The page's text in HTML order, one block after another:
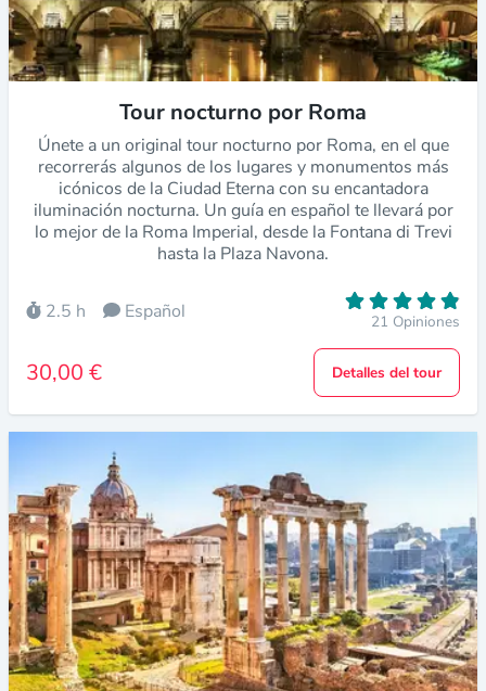
Tour nocturno por Roma
Únete a un original tour nocturno por Roma, en el que
recorrerás algunos de los lugares y monumentos más
icónicos de la Ciudad Eterna con su encantadora
iluminación nocturna. Un guía en español te llevará por
lo mejor de la Roma Imperial, desde la Fontana di Trevi
hasta la Plaza Navona.
2.5 h Español 21 Opiniones
30,00 € Detalles del tour